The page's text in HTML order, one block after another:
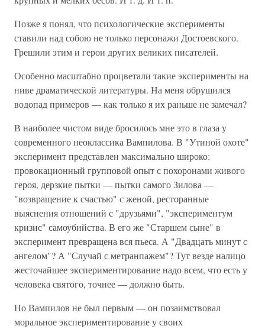
Позже я понял, что психологические эксперименты
ставили над собою не только персонажи Достоевского.
Грешили этим и герои других великих писателей.
Особенно масштабно процветали такие эксперименты на
ниве драматической литературы. На меня обрушился
водопад примеров — как только я их раньше не замечал?
В наиболее чистом виде бросилось мне это в глаза у
современного неоклассика Вампилова. В "Утиной охоте"
эксперимент представлен максимально широко:
провокационный групповой опыт с похоронами живого
героя, дерзкие пытки — пытки самого Зилова —
"возвращение к счастью" с женой, ресторанные
выяснения отношений с "друзьями", "экспериментум
кризис" самоубийства. В его же "Старшем сыне" в
эксперимент превращена вся пьеса. А "Двадцать минут с
ангелом"? А "Случай с метранпажем"? Тут везде налицо
жесточайшее экспериментирование надо всем, что есть у
человека святого, точнее — должно быть.
Но Вампилов не был первым — он позаимствовал
моральное экспериментирование у своих